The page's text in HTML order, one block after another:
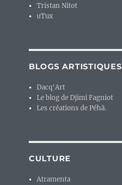
Tristan Nitot
uTux
BLOGS ARTISTIQUES
Dacq'Art
Le blog de Djimi Fagniot
Les créations de Péhä.
CULTURE
Atramenta